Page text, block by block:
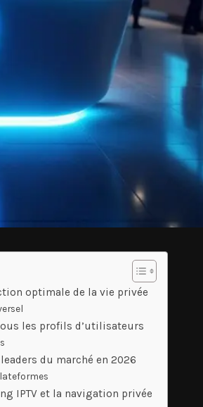
optimale de la vie privée
les profils d’utilisateurs
du marché en 2026
IPTV et la navigation privée